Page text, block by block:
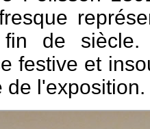
de siècle.
festive et
de l'exposition.